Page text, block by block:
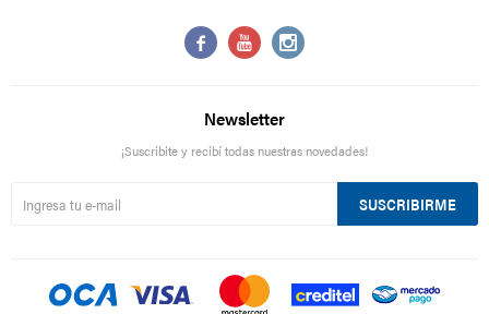
  
Newsletter
¡Suscribite y recibí todas nuestras novedades!
SUSCRIBIRME